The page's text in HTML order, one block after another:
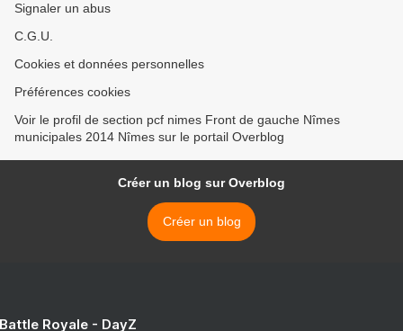
Signaler un abus
C.G.U.
Cookies et données personnelles
Préférences cookies
Voir le profil de section pcf nimes Front de gauche Nîmes
municipales 2014 Nîmes sur le portail Overblog
Créer un blog sur Overblog
Créer un blog
Royale - DayZ